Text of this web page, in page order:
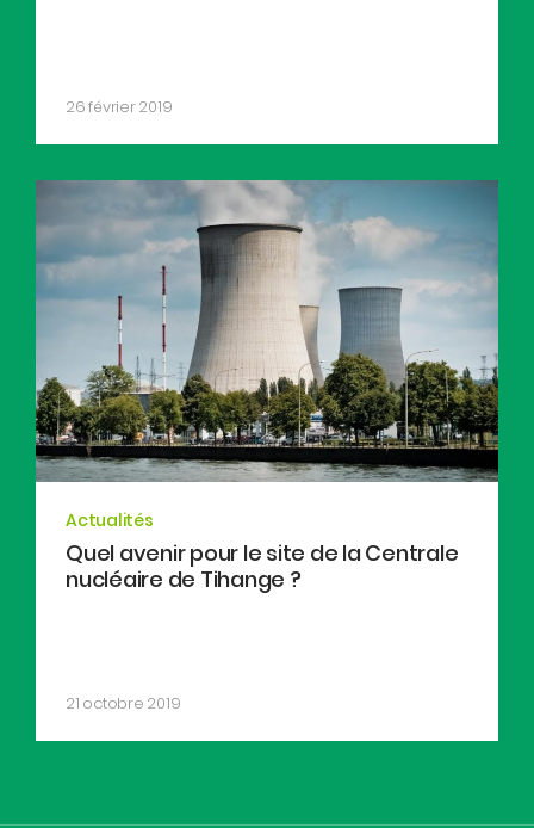
26 février 2019
Actualités
Quel avenir pour le site de la Centrale
nucléaire de Tihange ?
21 octobre 2019